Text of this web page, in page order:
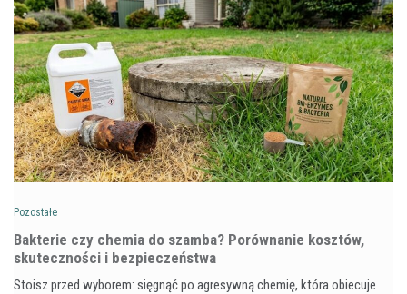
Pozostałe
Bakterie czy chemia do szamba? Porównanie kosztów,
skuteczności i bezpieczeństwa
Stoisz przed wyborem: sięgnąć po agresywną chemię, która obiecuje